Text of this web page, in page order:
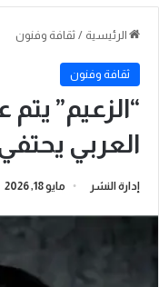
الرئيسية / ثقافة وفنون
ثقافة وفنون
العربي
إدارة النشر مايو 18, 2026